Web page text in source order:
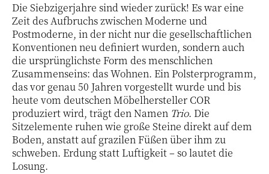
Die Siebzigerjahre sind wieder zurück! Es war eine
Zeit des Aufbruchs zwischen Moderne und
Postmoderne, in der nicht nur die gesellschaftlichen
Konventionen neu definiert wurden, sondern auch
die ursprünglichste Form des menschlichen
Zusammenseins: das Wohnen. Ein Polsterprogramm,
das vor genau 50 Jahren vorgestellt wurde und bis
heute vom deutschen Möbelhersteller COR
produziert wird, trägt den Namen Trio. Die
Sitzelemente ruhen wie große Steine direkt auf dem
Boden, anstatt auf grazilen Füßen über ihm zu
schweben. Erdung statt Luftigkeit – so lautet die
Losung.